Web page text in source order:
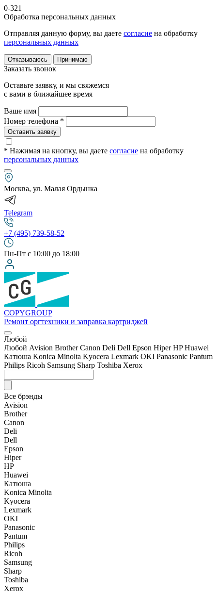
0-321
Обработка персональных данных
Отправляя данную форму, вы даете согласие на обработку
персональных данных
Отказываюсь Принимаю
Заказать звонок
Оставьте заявку, и мы свяжемся
с вами в ближайшее время
Ваше имя
Номер телефона *
Оставить заявку
* Нажимая на кнопку, вы даете согласие на обработку
персональных данных
Москва, ул. Малая Ордынка
Telegram
+7 (495) 739-58-52
Пн-Пт с 10:00 до 18:00
COPYGROUP
Ремонт оргтехники и заправка картриджей
Любой
Любой Avision Brother Canon Deli Dell Epson Hiper HP Huawei
Катюша Konica Minolta Kyocera Lexmark OKI Panasonic Pantum
Philips Ricoh Samsung Sharp Toshiba Xerox
Все брэнды
Avision
Brother
Canon
Deli
Dell
Epson
Hiper
HP
Huawei
Катюша
Konica Minolta
Kyocera
Lexmark
OKI
Panasonic
Pantum
Philips
Ricoh
Samsung
Sharp
Toshiba
Xerox